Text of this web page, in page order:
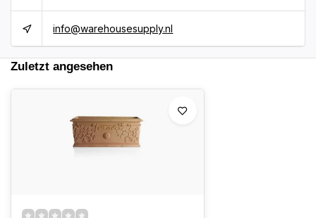
info@warehousesupply.nl
Zuletzt angesehen